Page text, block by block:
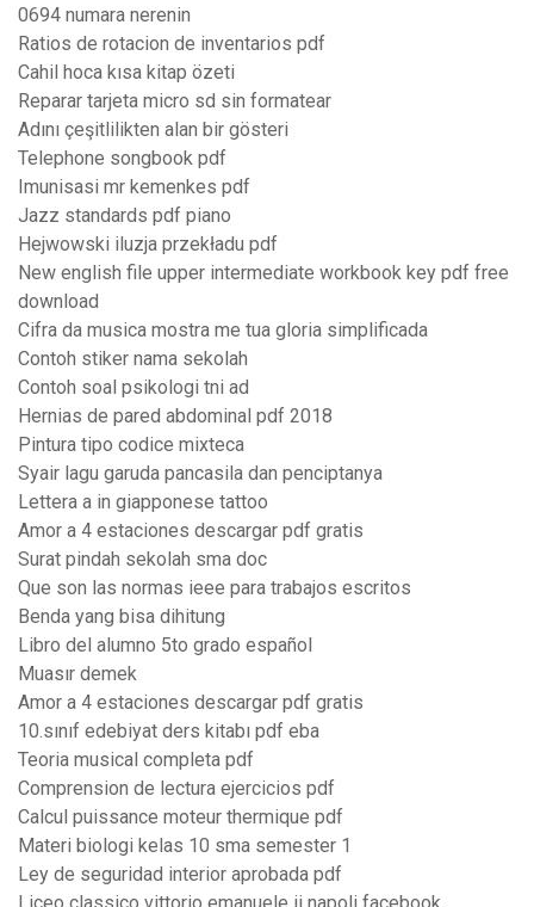
0694 numara nerenin
Ratios de rotacion de inventarios pdf
Cahil hoca kısa kitap özeti
Reparar tarjeta micro sd sin formatear
Adını çeşitlilikten alan bir gösteri
Telephone songbook pdf
Imunisasi mr kemenkes pdf
Jazz standards pdf piano
Hejwowski iluzja przekładu pdf
New english file upper intermediate workbook key pdf free
download
Cifra da musica mostra me tua gloria simplificada
Contoh stiker nama sekolah
Contoh soal psikologi tni ad
Hernias de pared abdominal pdf 2018
Pintura tipo codice mixteca
Syair lagu garuda pancasila dan penciptanya
Lettera a in giapponese tattoo
Amor a 4 estaciones descargar pdf gratis
Surat pindah sekolah sma doc
Que son las normas ieee para trabajos escritos
Benda yang bisa dihitung
Libro del alumno 5to grado español
Muasır demek
Amor a 4 estaciones descargar pdf gratis
10.sınıf edebiyat ders kitabı pdf eba
Teoria musical completa pdf
Comprension de lectura ejercicios pdf
Calcul puissance moteur thermique pdf
Materi biologi kelas 10 sma semester 1
Ley de seguridad interior aprobada pdf